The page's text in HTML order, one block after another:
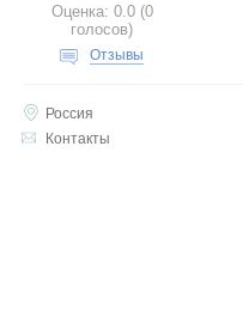
Оценка: 0.0 (0
голосов)
Отзывы
Россия
Контакты